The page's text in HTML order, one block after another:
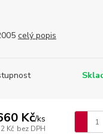
celý popis
Kč/ks
Kč bez DPH